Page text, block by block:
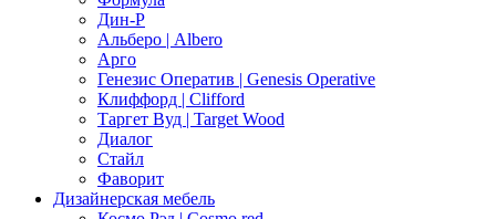
Дин-Р
Альберо | Albero
Арго
Генезис Оператив | Genesis Operative
Клиффорд | Clifford
Таргет Вуд | Target Wood
Диалог
Стайл
Фаворит
Дизайнерская мебель